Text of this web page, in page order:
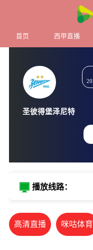
首页 西甲直播
圣彼得堡泽尼特
播放线路：
高清直播 咪咕体育